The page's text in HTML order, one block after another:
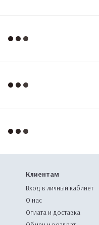
Клиентам
Вход в личный кабинет
О нас
Оплата и доставка